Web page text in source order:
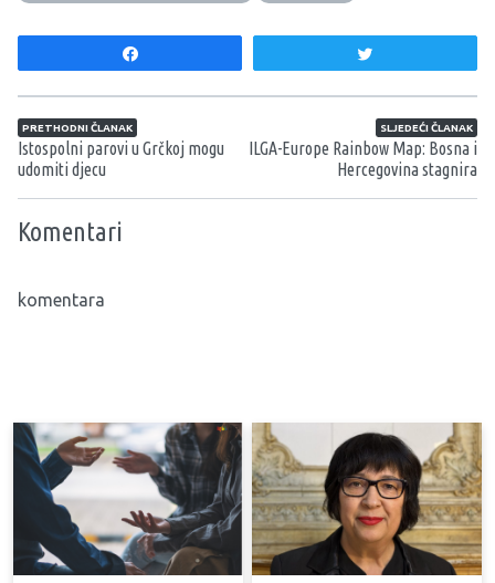
Navigacija članaka
PRETHODNI ČLANAK
Istospolni parovi u Grčkoj mogu
udomiti djecu
SLJEDEĆI ČLANAK
ILGA-Europe Rainbow Map: Bosna i
Hercegovina stagnira
Komentari
komentara